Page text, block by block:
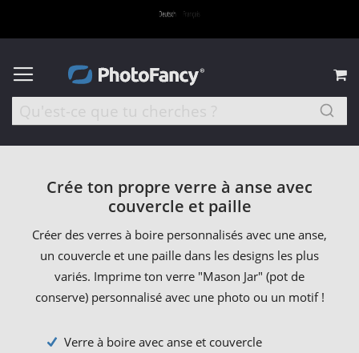
Crée ton propre verre à anse avec
couvercle et paille
Créer des verres à boire personnalisés avec une anse,
un couvercle et une paille dans les designs les plus
variés. Imprime ton verre "Mason Jar" (pot de
conserve) personnalisé avec une photo ou un motif !
Verre à boire avec anse et couvercle